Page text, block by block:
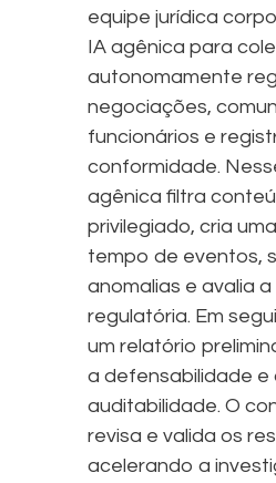
equipe jurídica
IA agênica para
autonomamente
negociações,
funcionários e
conformidade.
agênica filtra
privilegiado, cria
tempo de eventos,
anomalias e avalia
regulatória. Em
um relatório
a defensabilidade e
auditabilidade. O
revisa e valida os
acelerando a